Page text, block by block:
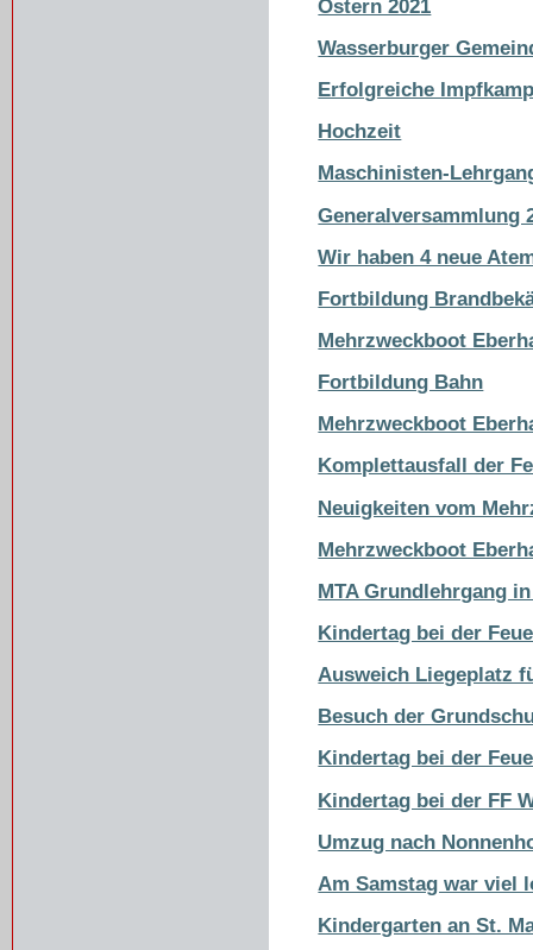
Ostern 2021
Wasserburger
Erfolgreiche
Hochzeit
Maschinisten-
Generalversammlung
Wir haben 4 neue
Fortbildung
Mehrzweckboot
Fortbildung Bahn
Mehrzweckboot
Komplettausfall der
Neuigkeiten vom
Mehrzweckboot
MTA Grundlehrgang
Kindertag bei der
Ausweich Liegeplatz
Besuch der
Kindertag bei der
Kindertag bei der FF
Umzug nach
Am Samstag war viel
Kindergarten an St.